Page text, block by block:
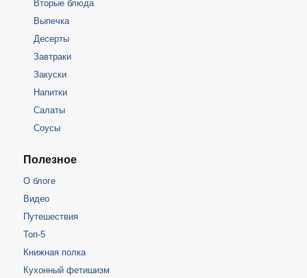
Вторые блюда
Выпечка
Десерты
Завтраки
Закуски
Напитки
Салаты
Соусы
Полезное
О блоге
Видео
Путешествия
Топ-5
Книжная полка
Кухонный фетишизм